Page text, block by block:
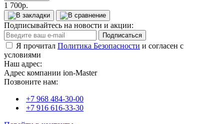
1 700р.
Подписывайтесь на новости и акции:
Подписаться
Я прочитал Политика Безопасности и согласен с
условиями
Наш адрес:
Адрес компании ion-Master
Позвоните нам:
+7 968 484-30-00
+7 916 616-33-30